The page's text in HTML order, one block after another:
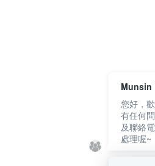
Munsin
您好，
有任何
及聯絡
處理喔~